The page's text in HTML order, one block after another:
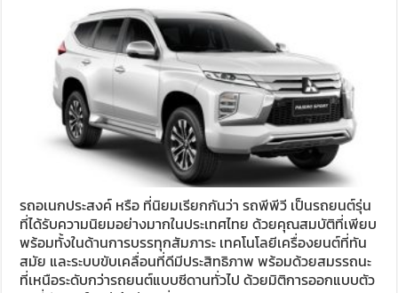
รถอเนกประสงค์ หรือ ที่นิยมเรียกกันว่า รถพีพีวี เป็นรถยนต์รุ่น
ที่ได้รับความนิยมอย่างมากในประเทศไทย ด้วยคุณสมบัติที่เพียบ
พร้อมทั้งในด้านการบรรทุกสัมภาระ เทคโนโลยีเครื่องยนต์ที่ทัน
สมัย และระบบขับเคลื่อนที่ดีมีประสิทธิภาพ พร้อมด้วยสมรรถนะ
ที่เหนือระดับกว่ารถยนต์แบบซีดานทั่วไป ด้วยมิติการออกแบบตัว